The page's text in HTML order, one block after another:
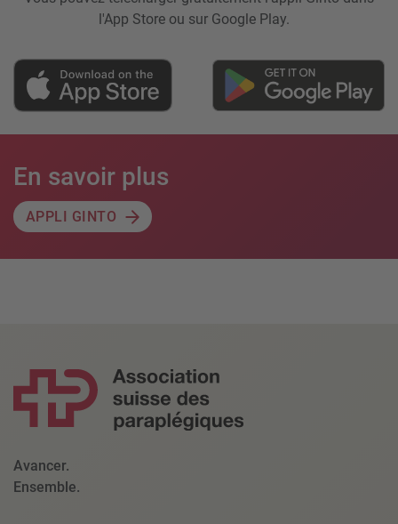
l'App Store ou sur Google Play.
En savoir plus
APPLI GINTO
Avancer.
Ensemble.